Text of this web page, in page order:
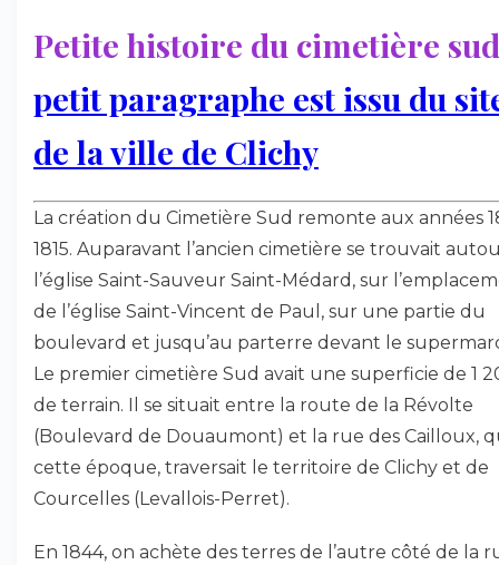
Petite histoire du cimetière sud
petit paragraphe est issu du
de la ville de Clichy
La création du Cimetière Sud remonte aux années
1815. Auparavant l’ancien cimetière se trouvait
l’église Saint-Sauveur Saint-Médard, sur
de l’église Saint-Vincent de Paul, sur une partie du
boulevard et jusqu’au parterre devant le
Le premier cimetière Sud avait une superficie de 1
de terrain. Il se situait entre la route de la Révolte
(Boulevard de Douaumont) et la rue des Cailloux,
cette époque, traversait le territoire de Clichy et de
Courcelles (Levallois-Perret).
En 1844, on achète des terres de l’autre côté de la